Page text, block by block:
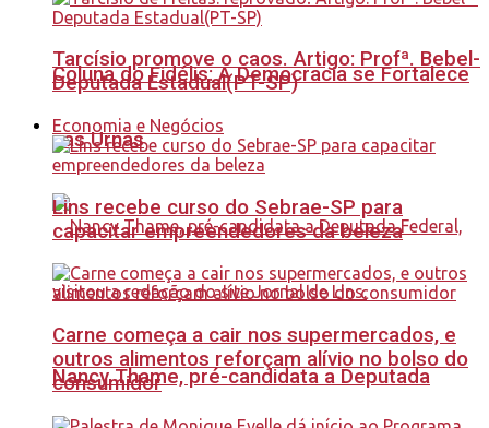
Coluna do Fidélis: A Democracia se Fortalece
nas Urnas
Nancy Thame, pré-candidata a Deputada
Tarcísio promove o caos. Artigo: Profª. Bebel-
Deputada Estadual(PT-SP)
Economia e Negócios
Lins recebe curso do Sebrae-SP para
capacitar empreendedores da beleza
Carne começa a cair nos supermercados, e
outros alimentos reforçam alívio no bolso do
consumidor